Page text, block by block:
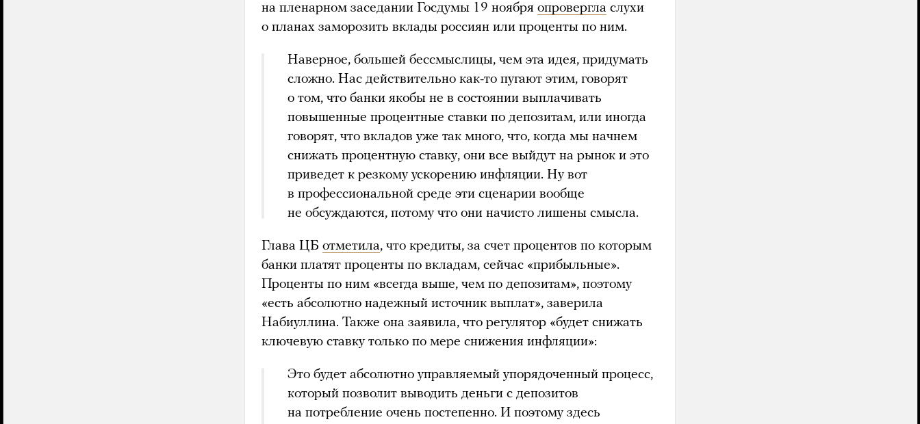
на пленарном заседании Госдумы 19 ноября опровергла слухи
о планах заморозить вклады россиян или проценты по ним.
Наверное, большей бессмыслицы, чем эта идея, придумать
сложно. Нас действительно как-то пугают этим, говорят
о том, что банки якобы не в состоянии выплачивать
повышенные процентные ставки по депозитам, или иногда
говорят, что вкладов уже так много, что, когда мы начнем
снижать процентную ставку, они все выйдут на рынок и это
приведет к резкому ускорению инфляции. Ну вот
в профессиональной среде эти сценарии вообще
не обсуждаются, потому что они начисто лишены смысла.
Глава ЦБ отметила, что кредиты, за счет процентов по которым
банки платят проценты по вкладам, сейчас «прибыльные».
Проценты по ним «всегда выше, чем по депозитам», поэтому
«есть абсолютно надежный источник выплат», заверила
Набиуллина. Также она заявила, что регулятор «будет снижать
ключевую ставку только по мере снижения инфляции»:
Это будет абсолютно управляемый упорядоченный процесс,
который позволит выводить деньги с депозитов
на потребление очень постепенно. И поэтому здесь